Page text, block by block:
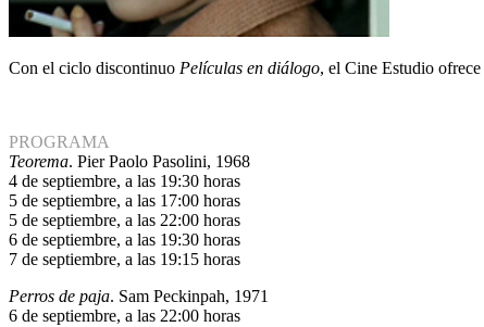
Con el ciclo discontinuo Películas en diálogo, el Cine Estudio
PROGRAMA
Teorema. Pier Paolo Pasolini, 1968
4 de septiembre, a las 19:30 horas
5 de septiembre, a las 17:00 horas
5 de septiembre, a las 22:00 horas
6 de septiembre, a las 19:30 horas
7 de septiembre, a las 19:15 horas
Perros de paja. Sam Peckinpah, 1971
6 de septiembre, a las 22:00 horas